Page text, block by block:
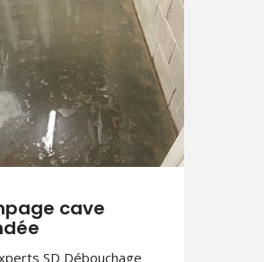
cave
SD Débouchage